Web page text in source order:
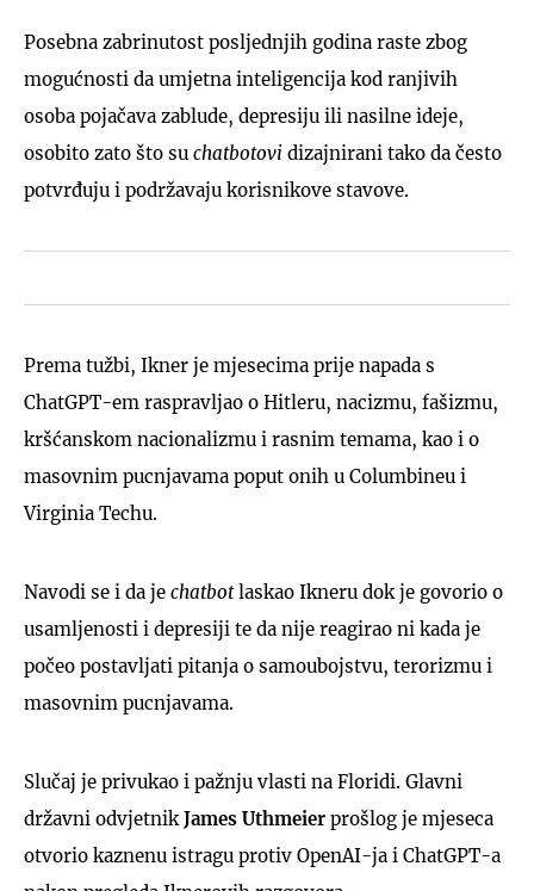
Posebna zabrinutost posljednjih godina raste zbog
mogućnosti da umjetna inteligencija kod ranjivih
osoba pojačava zablude, depresiju ili nasilne ideje,
osobito zato što su chatbotovi dizajnirani tako da često
potvrđuju i podržavaju korisnikove stavove.
Prema tužbi, Ikner je mjesecima prije napada s
ChatGPT-em raspravljao o Hitleru, nacizmu, fašizmu,
kršćanskom nacionalizmu i rasnim temama, kao i o
masovnim pucnjavama poput onih u Columbineu i
Virginia Techu.
Navodi se i da je chatbotlaskao Ikneru dok je govorio o
usamljenosti i depresiji te da nije reagirao ni kada je
počeo postavljati pitanja o samoubojstvu, terorizmu i
masovnim pucnjavama.
Slučaj je privukao i pažnju vlasti na Floridi. Glavni
državni odvjetnik James Uthmeier prošlog je mjeseca
otvorio kaznenu istragu protiv OpenAI-ja i ChatGPT-a